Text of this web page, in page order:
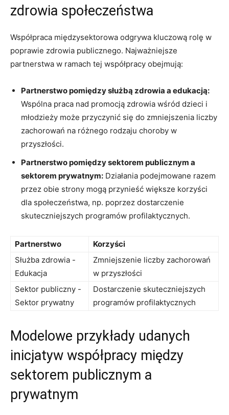
zdrowia społeczeństwa
Współpraca międzysektorowa odgrywa kluczową rolę w
poprawie zdrowia publicznego. Najważniejsze
partnerstwa w ramach tej współpracy⁤ obejmują:
Partnerstwo ‌pomiędzy służbą zdrowia a edukacją:
Wspólna praca nad promocją zdrowia wśród dzieci ‍i
młodzieży może przyczynić się⁤ do zmniejszenia liczby
zachorowań ‌na ⁤różnego rodzaju‌ choroby w
przyszłości.
Partnerstwo ⁤pomiędzy sektorem ⁤publicznym a
sektorem prywatnym: Działania podejmowane razem
przez obie strony ​mogą przynieść większe korzyści
dla społeczeństwa, np. poprzez dostarczenie
skuteczniejszych programów​ profilaktycznych.
Partnerstwo
Korzyści
Służba zdrowia -​
Edukacja
Zmniejszenie liczby zachorowań
w⁣ przyszłości
Sektor⁤ publiczny -⁤
Sektor prywatny
Dostarczenie skuteczniejszych
programów profilaktycznych
Modelowe przykłady udanych
inicjatyw współpracy między
sektorem publicznym a
prywatnym